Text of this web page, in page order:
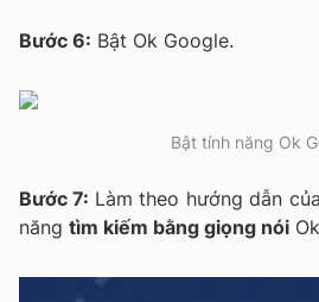
Bước 6: Bật Ok Google.
Bật tính năng Ok
Bước 7: Làm theo hướng dẫn
năng tìm kiếm bằng giọng nói